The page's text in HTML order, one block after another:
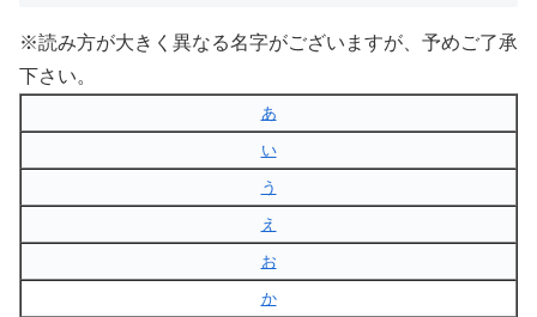
※読み方が大きく異なる名字がございますが、予めご了承
下さい。
あ
い
う
え
お
か